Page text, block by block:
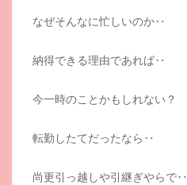
なぜそんなに忙しいのか‥
納得できる理由であれば‥
今一時のことかもしれない？
転勤したてだったなら‥
尚更引っ越しや引継ぎやらで‥